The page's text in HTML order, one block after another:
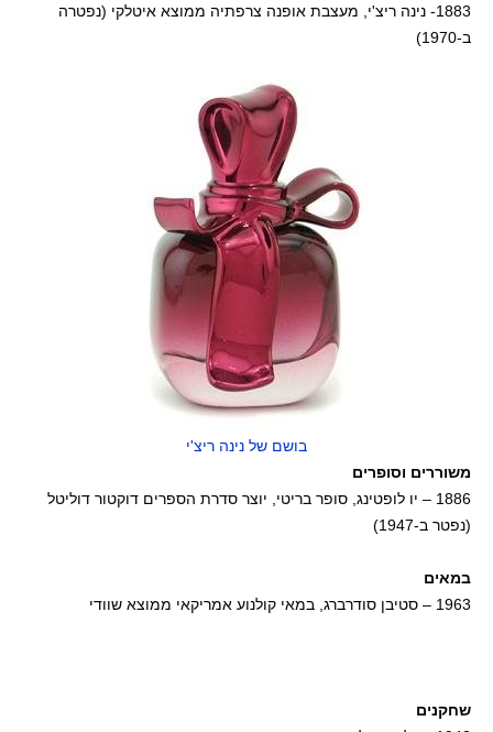
1883- נינה ריצ'י, מעצבת אופנה צרפתיה ממוצא איטלקי (נפטרה
ב-1970)
בושם של נינה ריצ'י
משוררים וסופרים
1886 – יו לופטינג, סופר בריטי, יוצר סדרת הספרים דוקטור דוליטל
(נפטר ב-1947)
במאים
1963 – סטיבן סודרברג, במאי קולנוע אמריקאי ממוצא שוודי
שחקנים